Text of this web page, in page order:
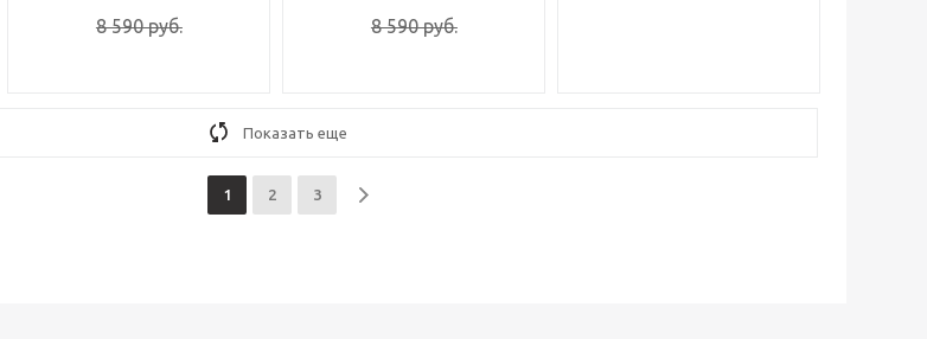
8 590руб. 8 590руб.
Показать еще
1 2 3